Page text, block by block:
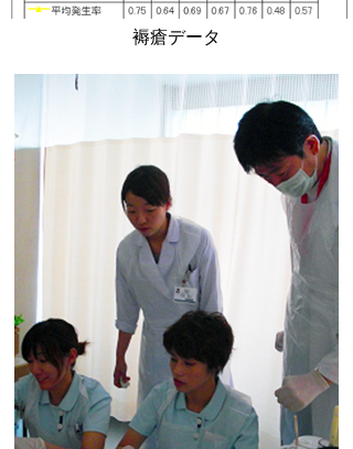
褥瘡データ